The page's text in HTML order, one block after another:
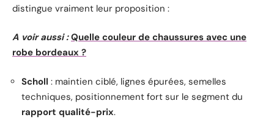
distingue vraiment leur proposition :
A voir aussi : Quelle couleur de chaussures avec une
robe bordeaux ?
Scholl : maintien ciblé, lignes épurées, semelles
techniques, positionnement fort sur le segment du
rapport qualité-prix.